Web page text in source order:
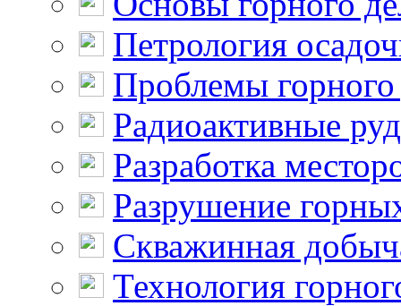
Петрология
Проблемы горного
Радиоактивные
Разработка
Разрушение
Скважинная
Технология